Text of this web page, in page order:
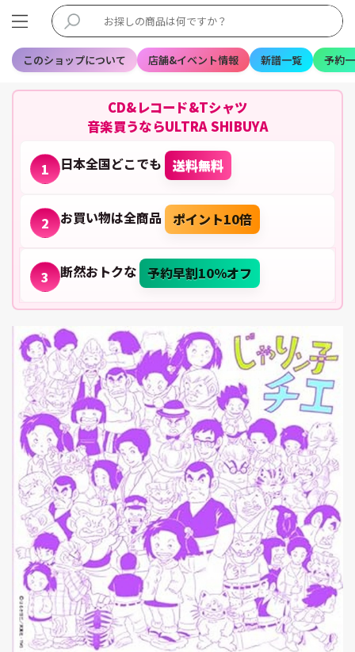
このショップについて 店舗&イベント情報 新譜一覧 予約
CD&レコード&Tシャツ
音楽買うならULTRA SHIBUYA
1 日本全国どこでも 送料無料
2 お買い物は全商品 ポイント10倍
3 断然おトクな 予約早割10%オフ